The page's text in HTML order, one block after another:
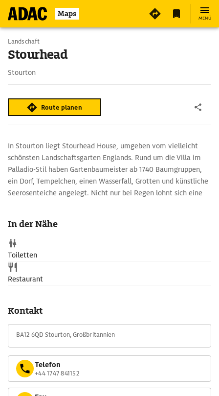
Maps MENÜ
Landschaft
Stourhead
Stourton
Route planen
In Stourton liegt Stourhead House, umgeben vom vielleicht
schönsten Landschaftsgarten Englands. Rund um die Villa im
Palladio-Stil haben Gartenbaumeister ab 1740 Baumgruppen,
ein Dorf, Tempelchen, einen Wasserfall, Grotten und künstliche
Seerosenteiche angelegt. Nicht nur bei Regen lohnt sich eine
In der Nähe
Toiletten
Restaurant
Kontakt
BA12 6QD Stourton, Großbritannien
Telefon
+44 1747 841152